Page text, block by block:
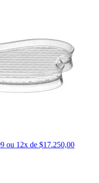
ou 12x de $17.250,00